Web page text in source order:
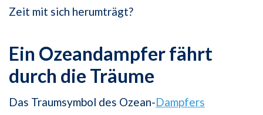
Zeit mit sich herumträgt?
Ein Ozeandampfer fährt
durch die Träume
Das Traumsymbol des Ozean-Dampfers